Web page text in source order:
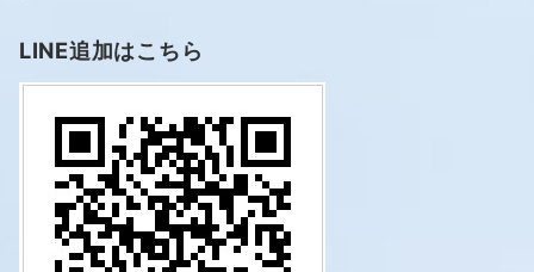
LINE追加はこちら